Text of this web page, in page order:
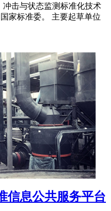
冲击与状态监测标准化技术
家标准委。 主要起草单位
信息公共服务平台